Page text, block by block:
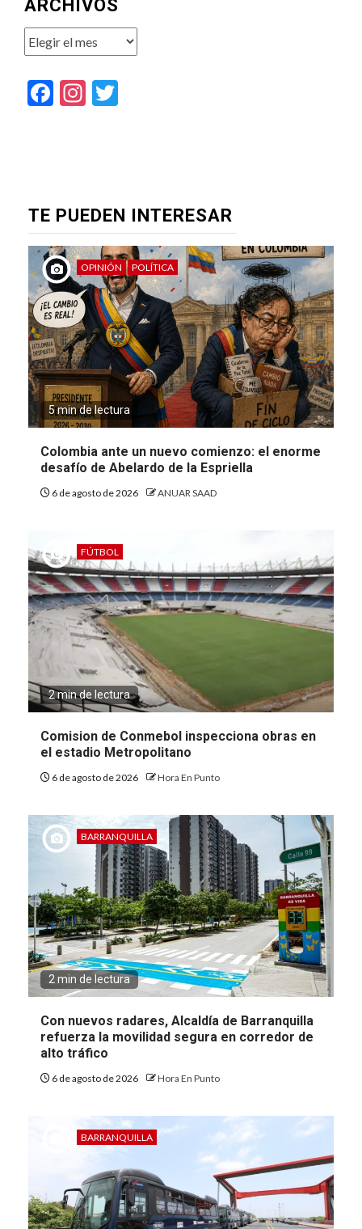
ARCHIVOS
Archivos
Facebook
Instagram
TE PUEDEN INTERESAR
OPINIÓN POLÍTICA
5 min de lectura
Colombia ante un nuevo comienzo: el enorme
desafío de Abelardo de la Espriella
6 de agosto de 2026 ANUAR SAAD
FÚTBOL
2 min de lectura
Comision de Conmebol inspecciona obras en
el estadio Metropolitano
6 de agosto de 2026 Hora En Punto
BARRANQUILLA
2 min de lectura
Con nuevos radares, Alcaldía de Barranquilla
refuerza la movilidad segura en corredor de
alto tráfico
6 de agosto de 2026 Hora En Punto
BARRANQUILLA